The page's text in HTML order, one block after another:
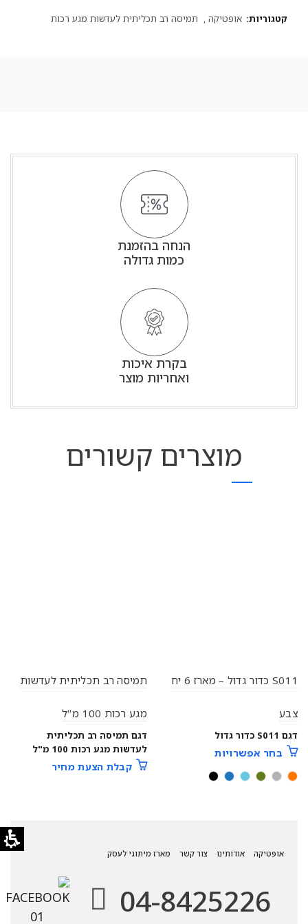
קטגוריות: אופטיקה , תמיסה רב תכליתית לעדשות מגע רכות
הנחה בהזמנת
כמות גדולה
בקרת איכות
ואחריות מוצר
מוצרים קשורים
S011 כדור גדול – מארז 6 יח
צבע
דגם S011 כדור גדול
בחר אפשרויות
תמיסה רב תכליתית לעדשות
מגע רכות 100 מ"ל
דגם תמיסה רב תכליתית
לעדשות מגע רכות 100 מ"ל
קבלת הצעת מחיר
אופטיקה אודותינו צור קשר מארז מיתוגי לעסק
04-8425226